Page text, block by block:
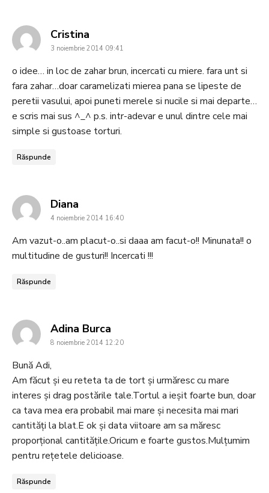
Cristina
3 noiembrie 2014 09:41
o idee… in loc de zahar brun, incercati cu miere. fara unt si
fara zahar…doar caramelizati mierea pana se lipeste de
peretii vasului, apoi puneti merele si nucile si mai departe…
e scris mai sus ^_^ p.s. intr-adevar e unul dintre cele mai
simple si gustoase torturi.
Răspunde
Diana
4 noiembrie 2014 16:40
Am vazut-o..am placut-o..si daaa am facut-o!! Minunata!! o
multitudine de gusturi!! Incercati !!!
Răspunde
Adina Burca
8 noiembrie 2014 12:20
Bună Adi,
Am făcut și eu reteta ta de tort și urmăresc cu mare
interes și drag postările tale.Tortul a ieșit foarte bun, doar
ca tava mea era probabil mai mare și necesita mai mari
cantități la blat.E ok și data viitoare am sa măresc
proporțional cantitățile.Oricum e foarte gustos.Mulțumim
pentru rețetele delicioase.
Răspunde